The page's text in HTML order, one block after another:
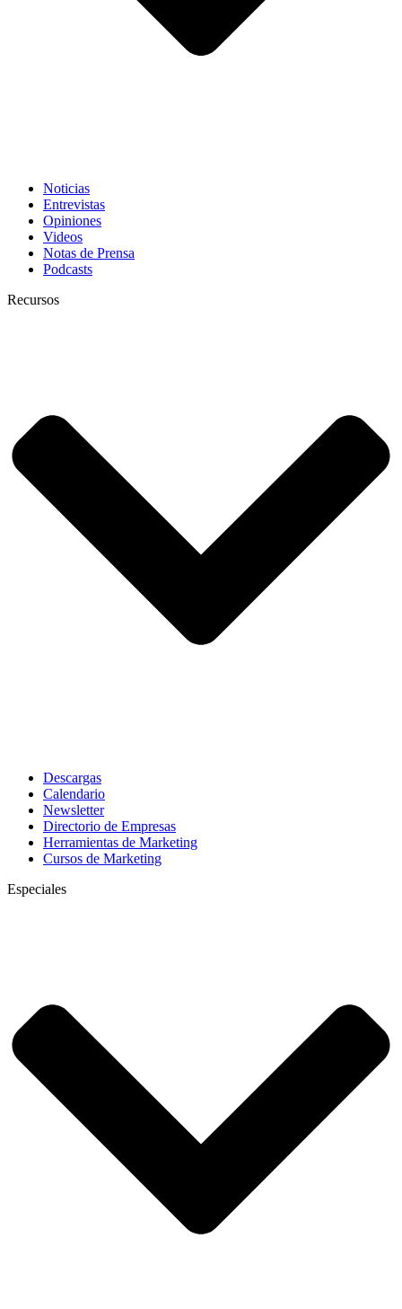
Noticias
Entrevistas
Opiniones
Videos
Notas de Prensa
Podcasts
Recursos
Descargas
Calendario
Newsletter
Directorio de Empresas
Herramientas de Marketing
Cursos de Marketing
Especiales